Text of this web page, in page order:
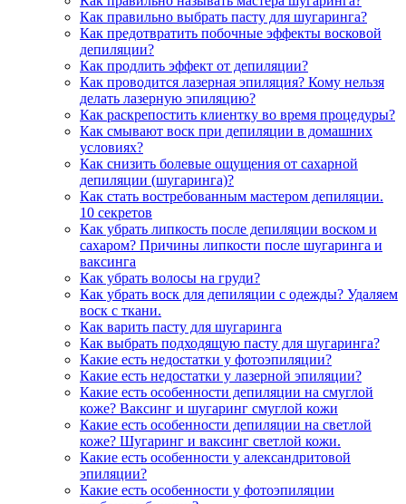
Как правильно выбрать пасту для шугаринга?
Как предотвратить побочные эффекты восковой
депиляции?
Как продлить эффект от депиляции?
Как проводится лазерная эпиляция? Кому нельзя
делать лазерную эпиляцию?
Как раскрепостить клиентку во время процедуры?
Как смывают воск при депиляции в домашних
условиях?
Как снизить болевые ощущения от сахарной
депиляции (шугаринга)?
Как стать востребованным мастером депиляции.
10 секретов
Как убрать липкость после депиляции воском и
сахаром? Причины липкости после шугаринга и
ваксинга
Как убрать волосы на груди?
Как убрать воск для депиляции с одежды? Удаляем
воск с ткани.
Как варить пасту для шугаринга
Как выбрать подходящую пасту для шугаринга?
Какие есть недостатки у фотоэпиляции?
Какие есть недостатки у лазерной эпиляции?
Какие есть особенности депиляции на смуглой
коже? Ваксинг и шугаринг смуглой кожи
Какие есть особенности депиляции на светлой
коже? Шугаринг и ваксинг светлой кожи.
Какие есть особенности у александритовой
эпиляции?
Какие есть особенности у фотоэпиляции